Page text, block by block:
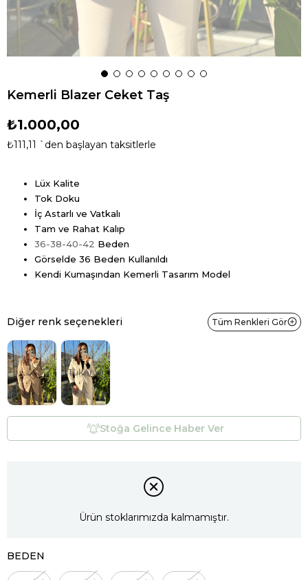
Kemerli Blazer Ceket Taş
₺1.000,00
₺111,11 `den başlayan taksitlerle
Lüx Kalite
Tok Doku
İç Astarlı ve Vatkalı
Tam ve Rahat Kalıp
36-38-40-42 Beden
Görselde 36 Beden Kullanıldı
Kendi Kumaşından Kemerli Tasarım Model
Diğer renk seçenekleri Tüm Renkleri Gör
Tükendi
Stoğa Gelince Haber Ver
Ürün stoklarımızda kalmamıştır.
BEDEN